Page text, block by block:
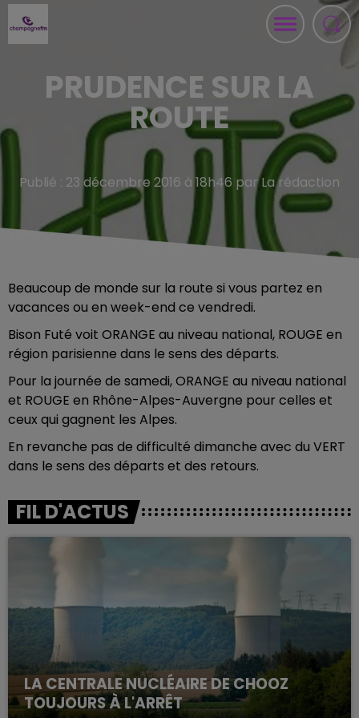
PRUDENCE SUR LA
ROUTE
Publié : 23 décembre 2016 à 18h46 par La rédaction
Beaucoup de monde sur la route si vous partez en
vacances ou en week-end ce vendredi.
Bison Futé voit ORANGE au niveau national, ROUGE en
région parisienne dans le sens des départs.
Pour la journée de samedi, ORANGE au niveau national
et ROUGE en Rhône-Alpes-Auvergne pour celles et
ceux qui gagnent les Alpes.
En revanche pas de difficulté dimanche avec du VERT
dans le sens des départs et des retours.
FIL D'ACTUS
LA CENTRALE NUCLÉAIRE DE CHOOZ
TOUJOURS À L'ARRÊT